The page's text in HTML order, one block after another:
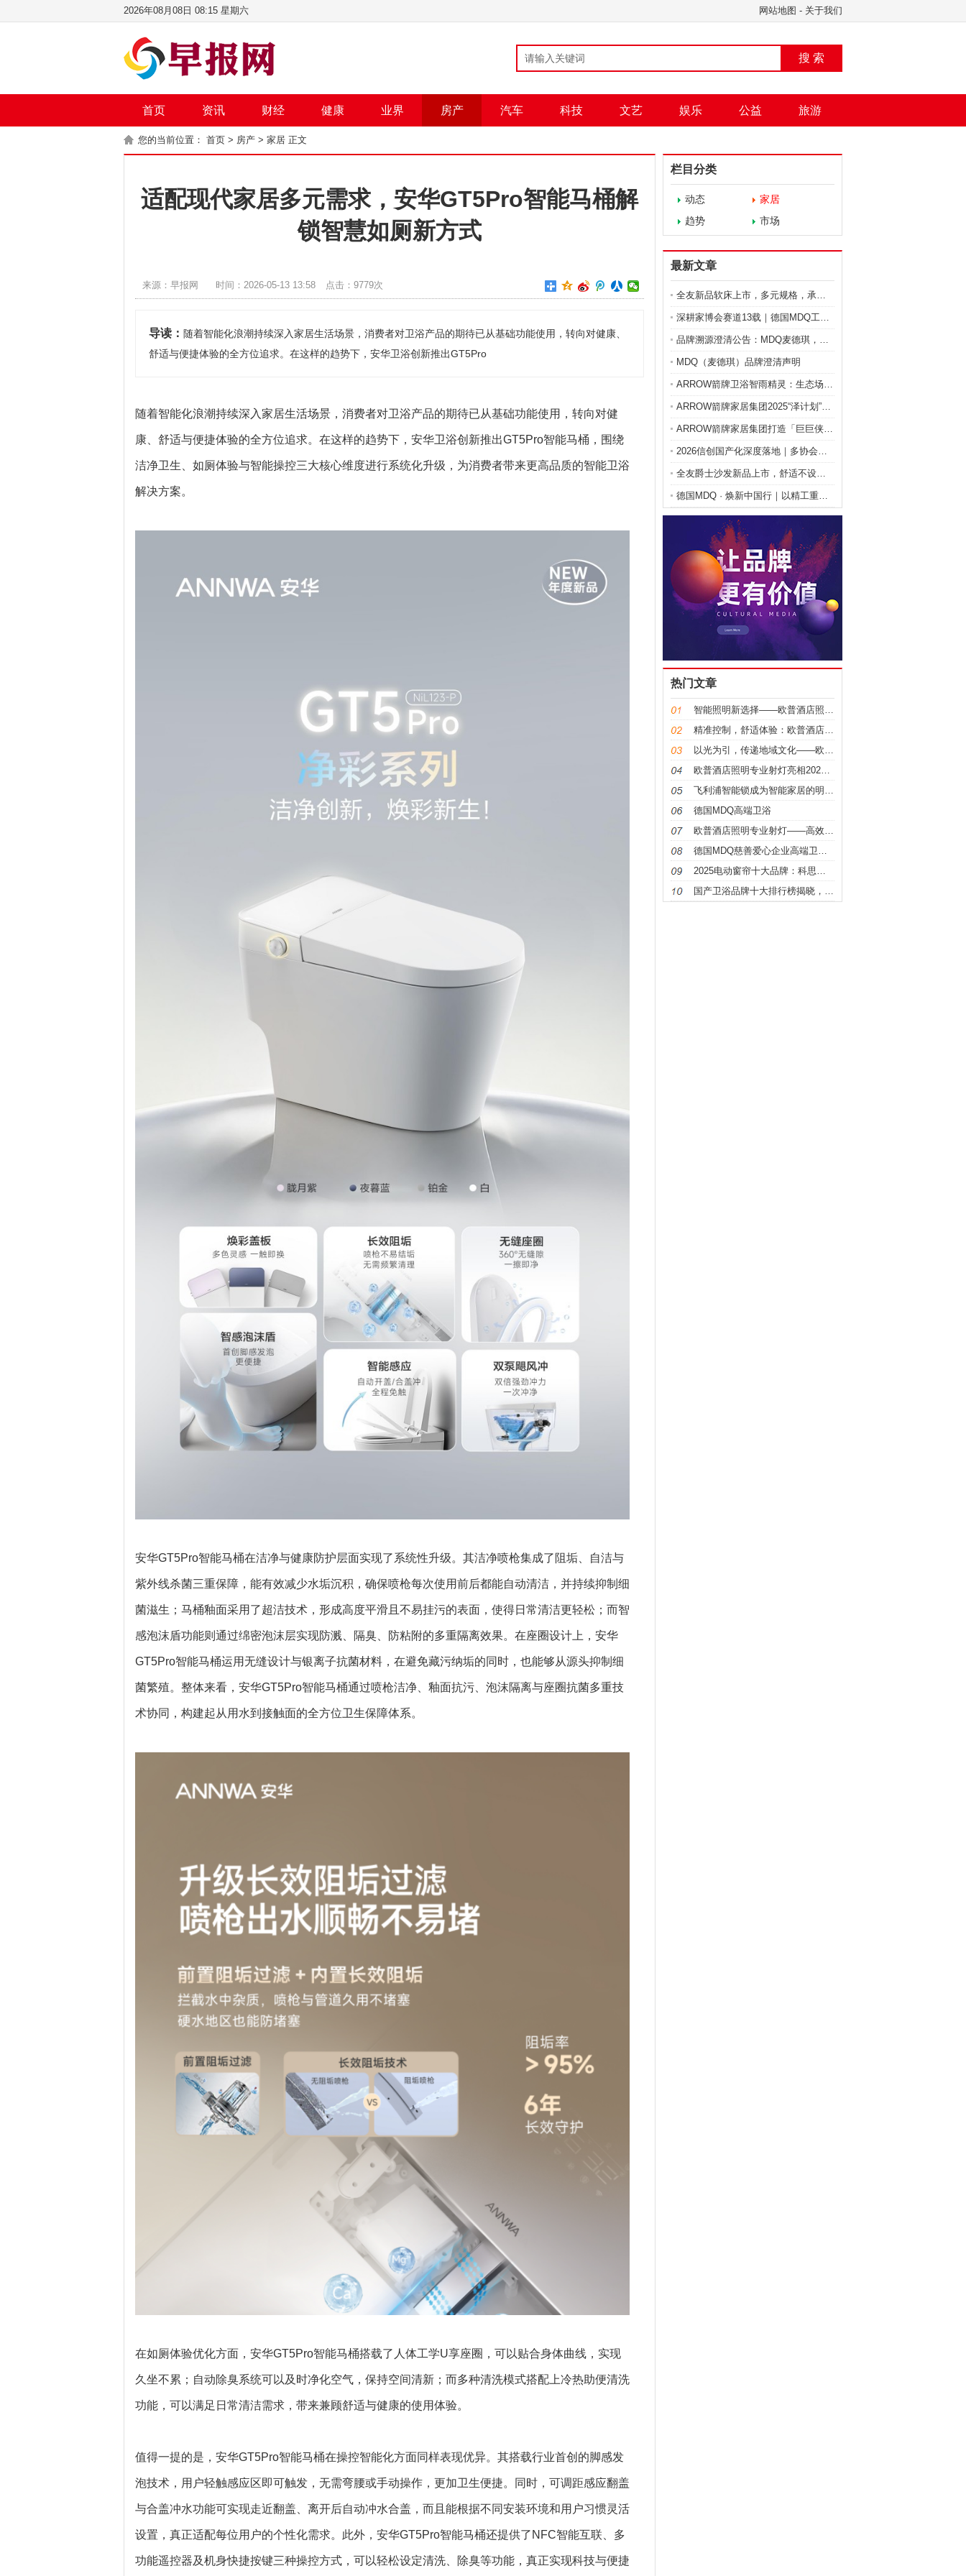
网站地图 - 关于我们
2026年08月08日 08:15 星期六
搜 索
首页 资讯 财经 健康 业界 房产 汽车 科技 文艺 娱乐 公益 旅游
您的当前位置： 首页 > 房产 > 家居 正文
适配现代家居多元需求，安华GT5Pro智能马桶解
锁智慧如厕新方式
来源：早报网 时间：2026-05-13 13:58 点击： 9779次
导读： 随着智能化浪潮持续深入家居生活场景，消费者对卫浴产品的期待已从基础功能使用，转向对健康、
舒适与便捷体验的全方位追求。在这样的趋势下，安华卫浴创新推出GT5Pro
随着智能化浪潮持续深入家居生活场景，消费者对卫浴产品的期待已从基础功能使用，转向对健
康、舒适与便捷体验的全方位追求。在这样的趋势下，安华卫浴创新推出GT5Pro智能马桶，围绕
洁净卫生、如厕体验与智能操控三大核心维度进行系统化升级，为消费者带来更高品质的智能卫浴
解决方案。
安华GT5Pro智能马桶在洁净与健康防护层面实现了系统性升级。其洁净喷枪集成了阻垢、自洁与
紫外线杀菌三重保障，能有效减少水垢沉积，确保喷枪每次使用前后都能自动清洁，并持续抑制细
菌滋生；马桶釉面采用了超洁技术，形成高度平滑且不易挂污的表面，使得日常清洁更轻松；而智
感泡沫盾功能则通过绵密泡沫层实现防溅、隔臭、防粘附的多重隔离效果。在座圈设计上，安华
GT5Pro智能马桶运用无缝设计与银离子抗菌材料，在避免藏污纳垢的同时，也能够从源头抑制细
菌繁殖。整体来看，安华GT5Pro智能马桶通过喷枪洁净、釉面抗污、泡沫隔离与座圈抗菌多重技
术协同，构建起从用水到接触面的全方位卫生保障体系。
在如厕体验优化方面，安华GT5Pro智能马桶搭载了人体工学U享座圈，可以贴合身体曲线，实现
久坐不累；自动除臭系统可以及时净化空气，保持空间清新；而多种清洗模式搭配上冷热助便清洗
功能，可以满足日常清洁需求，带来兼顾舒适与健康的使用体验。
值得一提的是，安华GT5Pro智能马桶在操控智能化方面同样表现优异。其搭载行业首创的脚感发
泡技术，用户轻触感应区即可触发，无需弯腰或手动操作，更加卫生便捷。同时，可调距感应翻盖
与合盖冲水功能可实现走近翻盖、离开后自动冲水合盖，而且能根据不同安装环境和用户习惯灵活
设置，真正适配每位用户的个性化需求。此外，安华GT5Pro智能马桶还提供了NFC智能互联、多
功能遥控器及机身快捷按键三种操控方式，可以轻松设定清洗、除臭等功能，真正实现科技与便捷
栏目分类
动态
家居
趋势
市场
最新文章
全友新品软床上市，多元规格，承载每一种生活状态
深耕家博会赛道13载｜德国MDQ工厂直供、正品溯源
品牌溯源澄清公告：MDQ麦德琪，始于1872柏林，
MDQ（麦德琪）品牌澄清声明
ARROW箭牌卫浴智雨精灵：生态场景协同，打造暖房
ARROW箭牌家居集团2025“泽计划”公益落地，
ARROW箭牌家居集团打造「巨巨侠」IP，激发61
2026信创国产化深度落地｜多协会权威背书，鸿鹄C
全友爵士沙发新品上市，舒适不设限，奢感零感双进阶
德国MDQ · 焕新中国行｜以精工重塑卫浴，用焕新
热门文章
智能照明新选择——欧普酒店照明专业射灯
精准控制，舒适体验：欧普酒店照明专业射灯助力酒店氛
以光为引，传递地域文化——欧普酒店照明专业射灯案例
欧普酒店照明专业射灯亮相2024酒店博览会，打造高
飞利浦智能锁成为智能家居的明星产品，安全便捷带来无
德国MDQ高端卫浴
欧普酒店照明专业射灯——高效节能，智能便捷
德国MDQ慈善爱心企业高端卫浴品牌
2025电动窗帘十大品牌：科思顿以技术创新引领智能
国产卫浴品牌十大排行榜揭晓，法恩莎卫浴以品质创新稳